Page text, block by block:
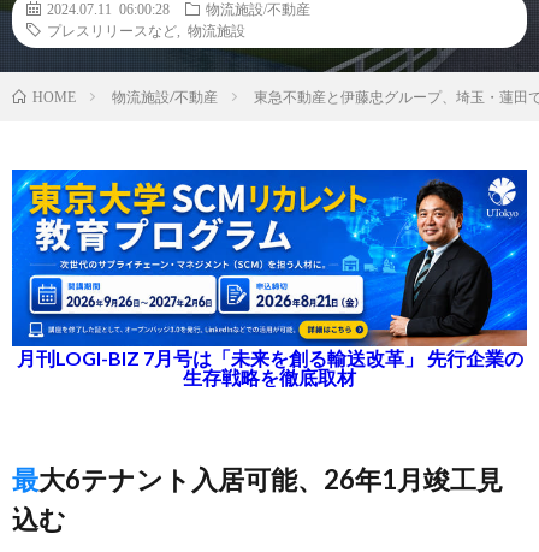
2024.07.11 06:00:28
物流施設/不動産
プレスリリースなど
物流施設
HOME 物流施設/不動産 東急不動産と伊藤忠グループ、埼玉・蓮田
月刊LOGI-BIZ 7月号は「未来を創る輸送改革」 先行企業の
生存戦略を徹底取材
最大6テナント入居可能、26年1月竣工見
込む